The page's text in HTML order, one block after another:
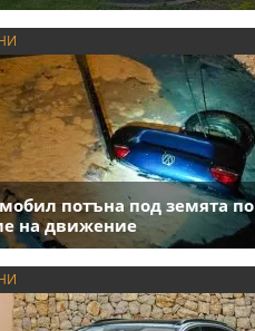
потъна под земята по
на движение